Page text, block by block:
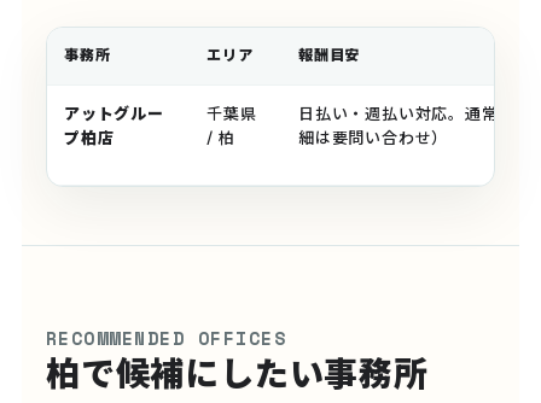
事務所 エリア 報酬目安
アットグルー
プ柏店
千葉県
/ 柏
日払い・週払い対応。通常報
細は要問い合わせ）
RECOMMENDED OFFICES
柏で候補にしたい事務所